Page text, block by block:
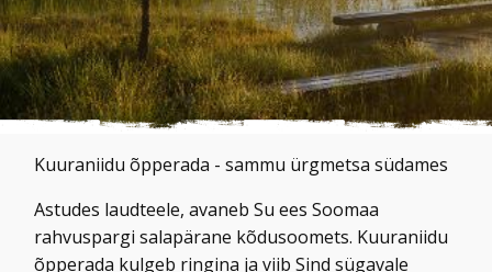
Kuuraniidu õpperada - sammu ürgmetsa südames
Astudes laudteele, avaneb Su ees Soomaa
rahvuspargi salapärane kõdusoomets. Kuuraniidu
õpperada kulgeb ringina ja viib Sind sügavale